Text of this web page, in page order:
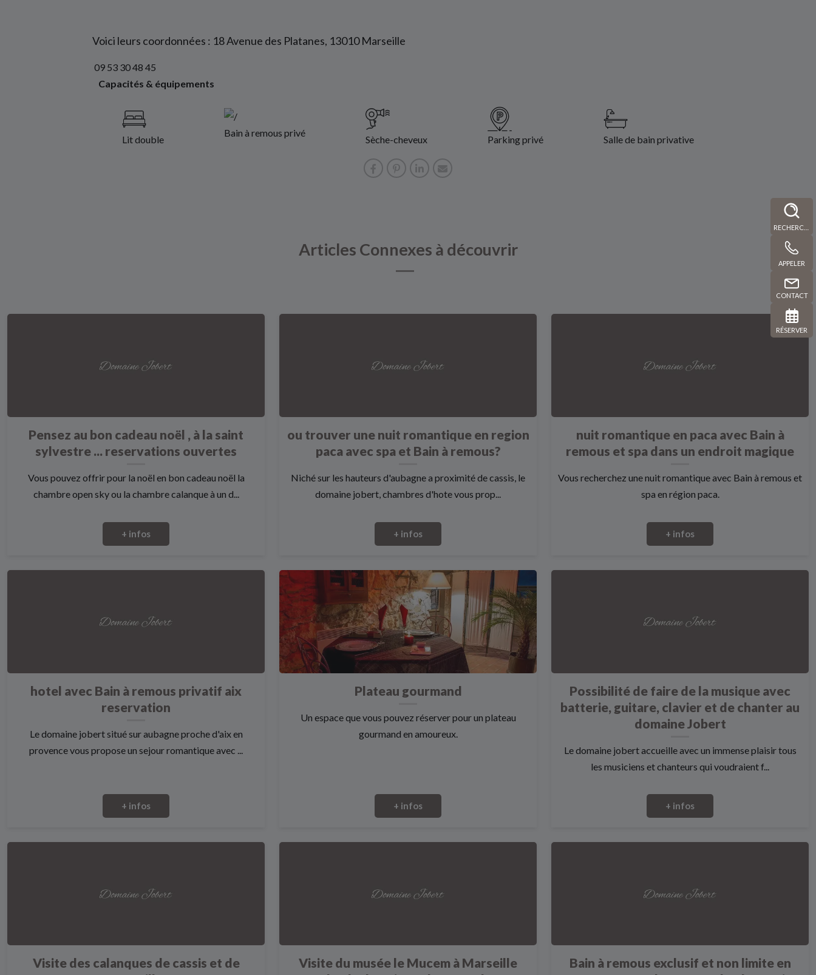
APPELER
CONTACT
RÉSERVER
Voici leurs coordonnées : 18 Avenue des Platanes, 13010 Marseille
09 53 30 48 45
Capacités & équipements
Lit double
Bain à remous privé
Sèche-cheveux Parking privé Salle de bain privative
Articles Connexes à découvrir
Pensez au bon cadeau noël , à la saint
sylvestre ... reservations ouvertes
Vous pouvez offrir pour la noël en bon cadeau noël la
chambre open sky ou la chambre calanque à un d...
+ infos
ou trouver une nuit romantique en region
paca avec spa et Bain à remous?
Niché sur les hauteurs d'aubagne a proximité de cassis, le
domaine jobert, chambres d'hote vous prop...
+ infos
nuit romantique en paca avec Bain à
remous et spa dans un endroit magique
Vous recherchez une nuit romantique avec Bain à remous et
spa en région paca.
+ infos
hotel avec Bain à remous privatif aix
reservation
Le domaine jobert situé sur aubagne proche d'aix en
provence vous propose un sejour romantique avec ...
+ infos
Plateau gourmand
Un espace que vous pouvez réserver pour un plateau
gourmand en amoureux.
+ infos
Possibilité de faire de la musique avec
batterie, guitare, clavier et de chanter au
domaine Jobert
Le domaine jobert accueille avec un immense plaisir tous
les musiciens et chanteurs qui voudraient f...
+ infos
Visite des calanques de cassis et de
Visite du musée le Mucem à Marseille
Bain à remous exclusif et non limite en